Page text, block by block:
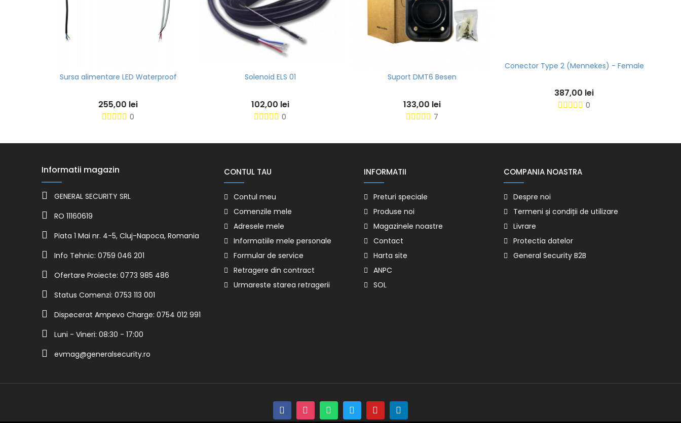
Sursa alimentare LED Waterproof
255,00 lei
0
Solenoid ELS 01
102,00 lei
0
Suport DMT6 Besen
133,00 lei
7
387,00 lei
Informatii magazin
GENERAL SECURITY SRL
RO 11160619
Piata 1 Mai nr. 4-5, Cluj-Napoca, Romania
Info Tehnic: 0759 046 201
Ofertare Proiecte: 0773 985 486
Status Comenzi: 0753 113 001
Dispecerat Ampevo Charge: 0754 012 991
Luni - Vineri: 08:30 - 17:00
evmag@generalsecurity.ro
CONTUL TAU
Contul meu
Comenzile mele
Adresele mele
Informatiile mele personale
Formular de service
Retragere din contract
Urmareste starea retragerii
INFORMATII
Preturi speciale
Produse noi
Magazinele noastre
Contact
Harta site
ANPC
SOL
COMPANIA NOASTRA
Despre noi
Termeni și condiții de utilizare
Livrare
Protectia datelor
General Security B2B